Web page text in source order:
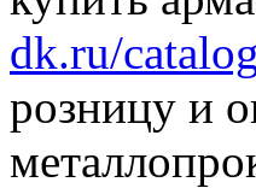
dk.ru/
розницу и